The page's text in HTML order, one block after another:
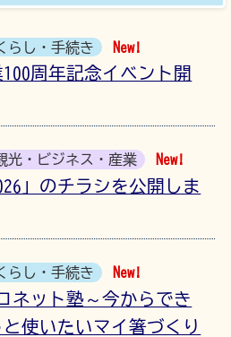
らし・手続き New!
周年記念イベント開
光・ビジネス・産業 New!
」のチラシを公開しま
らし・手続き New!
ネット塾～今からでき
使いたいマイ箸づくり